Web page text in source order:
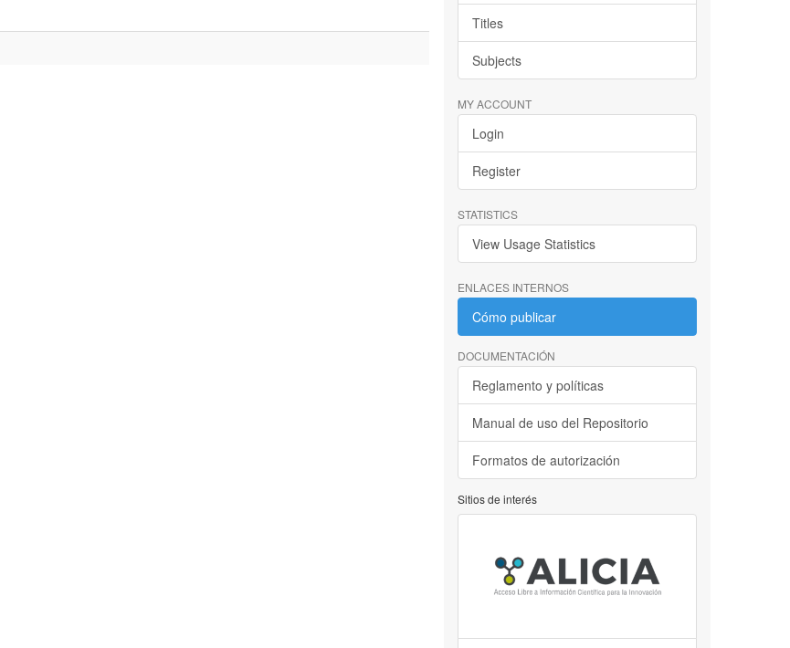
Titles
Subjects
MY ACCOUNT
Login
Register
STATISTICS
View Usage Statistics
ENLACES INTERNOS
Cómo publicar
DOCUMENTACIÓN
Reglamento y políticas
Manual de uso del Repositorio
Formatos de autorización
Sitios de interés